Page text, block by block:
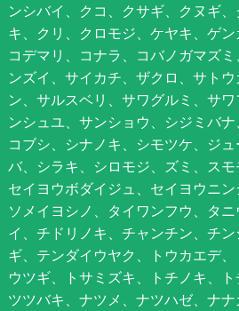
ンシバイ、クコ、クサギ、クヌギ
キ、クリ、クロモジ、ケヤキ、ゲン
コデマリ、コナラ、コバノガマズ
ンズイ、サイカチ、ザクロ、サト
ン、サルスベリ、サワグルミ、サ
ンシュユ、サンショウ、シジミバ
コブシ、シナノキ、シモツケ、ジ
バ、シラキ、シロモジ、ズミ、スモ
セイヨウボダイジュ、セイヨウニン
ソメイヨシノ、タイワンフウ、タ
イ、チドリノキ、チャンチン、チ
ギ、テンダイウヤク、トウカエデ
ウツギ、トサミズキ、トチノキ、
ツツバキ、ナツメ、ナツハゼ、ナ